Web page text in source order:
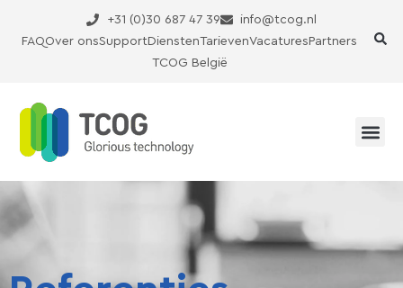
+31 (0)30 687 47 39
info@tcog.nl
FAQOver onsSupportDienstenTarievenVacatures Partners
TCOG België